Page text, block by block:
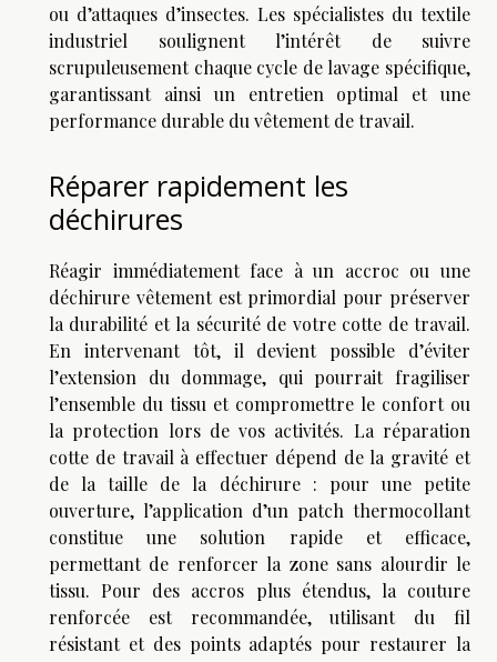
ou d’attaques d’insectes. Les spécialistes du textile
industriel soulignent l’intérêt de suivre
scrupuleusement chaque cycle de lavage spécifique,
garantissant ainsi un entretien optimal et une
performance durable du vêtement de travail.
Réparer rapidement les
déchirures
Réagir immédiatement face à un accroc ou une
déchirure vêtement est primordial pour préserver
la durabilité et la sécurité de votre cotte de travail.
En intervenant tôt, il devient possible d’éviter
l’extension du dommage, qui pourrait fragiliser
l’ensemble du tissu et compromettre le confort ou
la protection lors de vos activités. La réparation
cotte de travail à effectuer dépend de la gravité et
de la taille de la déchirure : pour une petite
ouverture, l’application d’un patch thermocollant
constitue une solution rapide et efficace,
permettant de renforcer la zone sans alourdir le
tissu. Pour des accros plus étendus, la couture
renforcée est recommandée, utilisant du fil
résistant et des points adaptés pour restaurer la